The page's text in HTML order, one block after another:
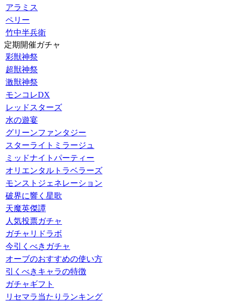
アラミス
ペリー
竹中半兵衛
定期開催ガチャ
彩獣神祭
超獣神祭
激獣神祭
モンコレDX
レッドスターズ
水の遊宴
グリーンファンタジー
スターライトミラージュ
ミッドナイトパーティー
オリエンタルトラベラーズ
モンストジェネレーション
破界に響く星歌
天魔英傑譚
人気投票ガチャ
ガチャリドラボ
今引くべきガチャ
オーブのおすすめの使い方
引くべきキャラの特徴
ガチャギフト
リセマラ当たりランキング